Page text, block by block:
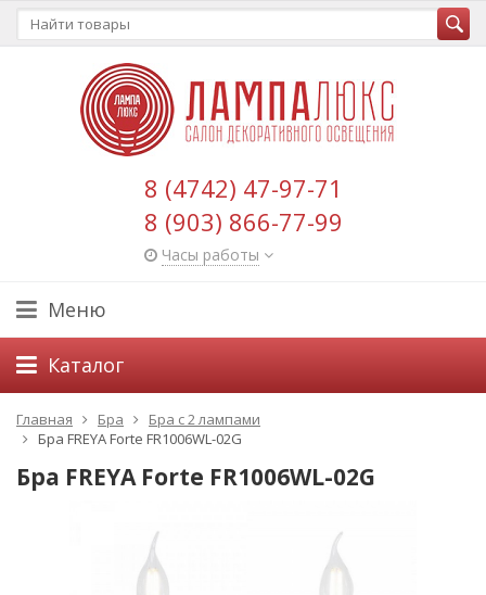
8 (4742) 47-97-71
8 (903) 866-77-99
Часы работы
Меню
Каталог
Главная Бра
Бра с 2 лампами
Бра FREYA Forte FR1006WL-02G
Бра FREYA Forte FR1006WL-02G